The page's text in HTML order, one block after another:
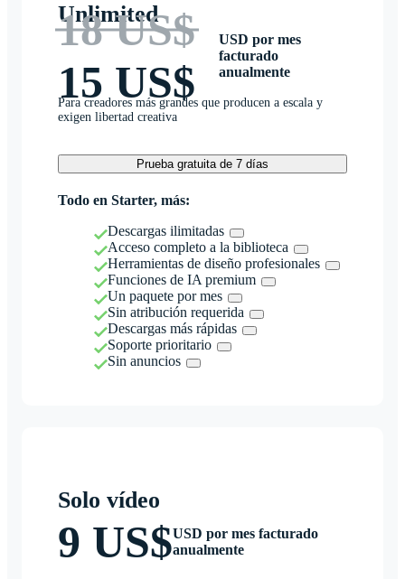
Unlimited
18 US$
15 US$
USD por mes
facturado
anualmente
Para creadores más grandes que producen a escala y
exigen libertad creativa
Prueba gratuita de 7 días
Todo en Starter, más:
Descargas ilimitadas
Acceso completo a la biblioteca
Herramientas de diseño profesionales
Funciones de IA premium
Un paquete por mes
Sin atribución requerida
Descargas más rápidas
Soporte prioritario
Sin anuncios
Solo vídeo
9 US$USD por mes facturado
anualmente